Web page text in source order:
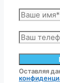
Оставляя